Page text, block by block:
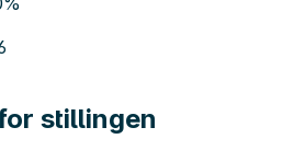
stillingen